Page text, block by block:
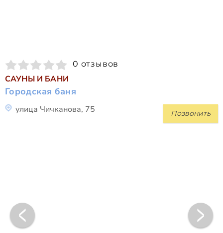
0 отзывов
САУНЫ И БАНИ
Городская баня
Позвонить
улица Чичканова, 75